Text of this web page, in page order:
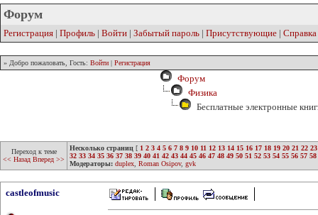
Форум
Регистрация | Профиль | Войти | Забытый пароль | Присутствующие | Справка
» Добро пожаловать, Гость: Войти | Регистрация
Форум
Физика
Бесплатные электронные
Переход к теме
<< Назад Вперед >>
Несколько страниц [ 1 2 3 4 5 6 7 8 9 10 11 12 13 14 15 16 17 18 19 20 21 22 23
32 33 34 35 36 37 38 39 40 41 42 43 44 45 46 47 48 49 50 51 52 53 54 55 56 57 58
Модераторы: duplex Roman Osipov, gvk
castleofmusic